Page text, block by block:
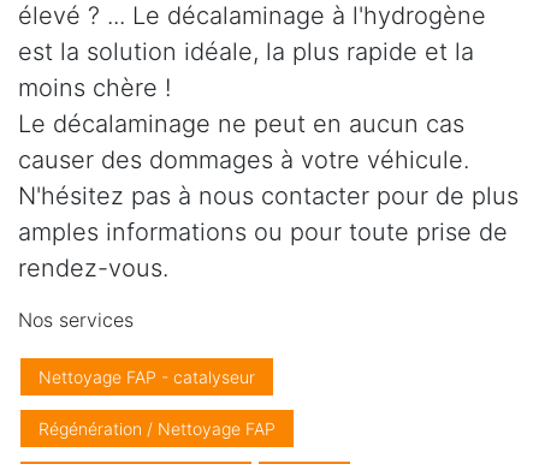
élevé ? ... Le décalaminage à l'hydrogène
est la solution idéale, la plus rapide et la
moins chère !
Le décalaminage ne peut en aucun cas
causer des dommages à votre véhicule.
N'hésitez pas à nous contacter pour de plus
amples informations ou pour toute prise de
rendez-vous.
Nos services
Nettoyage FAP - catalyseur
Régénération / Nettoyage FAP